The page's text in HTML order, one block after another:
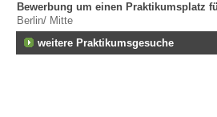
Bewerbung um einen Praktikumsplatz
Berlin/ Mitte
weitere Praktikumsgesuche